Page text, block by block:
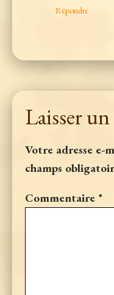
Répondre
Laisser
Votre adresse e-
champs
Commentaire *